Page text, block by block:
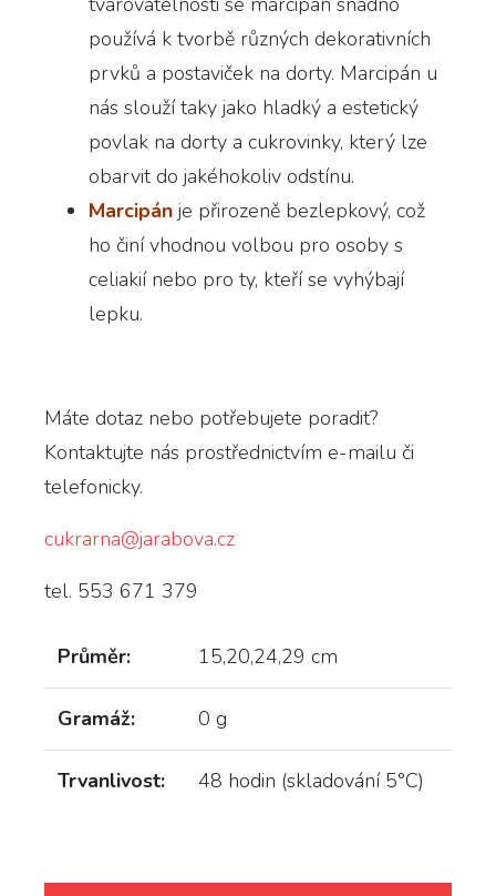
používá k tvorbě různých dekorativních
prvků a postaviček na dorty. Marcipán u
nás slouží taky jako hladký a estetický
povlak na dorty a cukrovinky, který lze
obarvit do jakéhokoliv odstínu.
Marcipán je přirozeně bezlepkový, což
ho činí vhodnou volbou pro osoby s
celiakií nebo pro ty, kteří se vyhýbají
lepku.
Máte dotaz nebo potřebujete poradit?
Kontaktujte nás prostřednictvím e-mailu či
telefonicky.
cukrarna@jarabova.cz
tel. 553 671 379
Průměr: 15,20,24,29 cm
Gramáž: 0 g
Trvanlivost: 48 hodin (skladování 5°C)